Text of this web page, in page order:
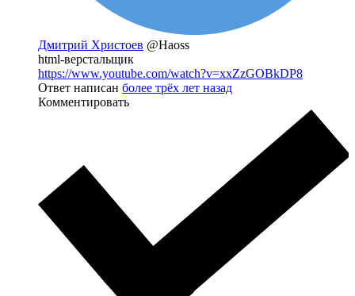
Дмитрий Христоев @Haoss
html-верстальщик
https://www.youtube.com/watch?v=xxZzGOBkDP8
Ответ написан более трёх лет назад
Комментировать